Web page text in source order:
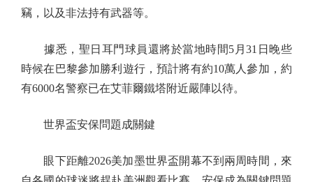
竊，以及非法持有武器等。
據悉，聖日耳門球員還將於當地時間5月31日晚些
時候在巴黎參加勝利遊行，預計將有約10萬人參加，約
有6000名警察已在艾菲爾鐵塔附近嚴陣以待。
世界盃安保問題成關鍵
眼下距離2026美加墨世界盃開幕不到兩周時間，來